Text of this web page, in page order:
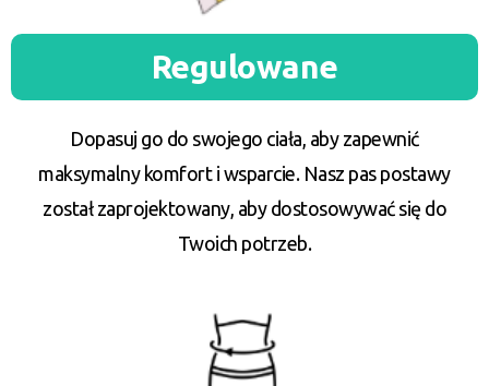
Regulowane
Dopasuj go do swojego ciała, aby zapewnić
maksymalny komfort i wsparcie. Nasz pas postawy
został zaprojektowany, aby dostosowywać się do
Twoich potrzeb.